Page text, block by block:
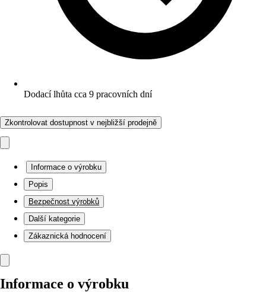
Dodací lhůta cca 9 pracovních dní
Zkontrolovat dostupnost v nejbližší prodejně
Informace o výrobku
Popis
Bezpečnost výrobků
Další kategorie
Zákaznická hodnocení
Informace o výrobku